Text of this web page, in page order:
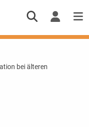
bei älteren